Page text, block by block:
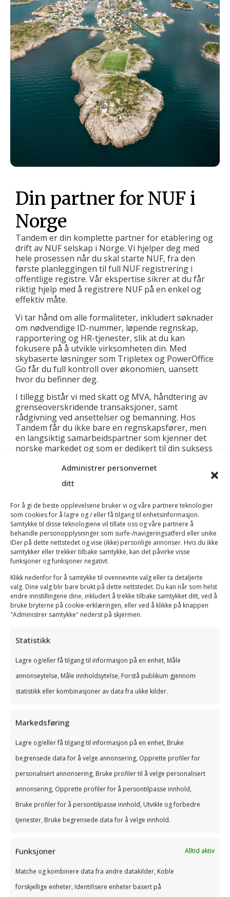
Administrer personvernet
ditt
For å gi de beste opplevelsene bruker vi og våre partnere teknologier
som cookies for å lagre og / eller få tilgang til enhetsinformasjon.
Samtykke til disse teknologiene vil tillate oss og våre partnere å
behandle personopplysninger som surfe-/navigeringsatferd eller unike
IDer på dette nettstedet og vise (ikke) personlige annonser. Hvis du ikke
samtykker eller trekker tilbake samtykke, kan det påvirke visse
funksjoner og funksjoner negativt.
Klikk nedenfor for å samtykke til ovennevnte valg eller ta detaljerte
valg. Dine valg blir bare brukt på dette nettstedet. Du kan når som helst
endre innstillingene dine, inkludert å trekke tilbake samtykket ditt, ved å
bruke bryterne på cookie-erklæringen, eller ved å klikke på knappen
"Administrer samtykke" nederst på skjermen.
Statistikk
Lagre og/eller få tilgang til informasjon på en enhet, Måle
annonseytelse, Måle innholdsytelse, Forstå publikum gjennom
statistikk eller kombinasjoner av data fra ulike kilder.
Markedsføring
Lagre og/eller få tilgang til informasjon på en enhet, Bruke
begrensede data for å velge annonsering, Opprette profiler for
personalisert annonsering, Bruke profiler til å velge personalisert
annonsering, Opprette profiler for å persontilpasse innhold,
Bruke profiler for å persontilpasse innhold, Utvikle og forbedre
tjenester, Bruke begrensede data for å velge innhold.
Funksjoner Alltid aktiv
Matche og kombinere data fra andre datakilder, Koble
forskjellige enheter, Identifisere enheter basert på
Din partner for NUF i
Norge
Tandem er din komplette partner for etablering og
drift av NUF selskap i Norge. Vi hjelper deg med
hele prosessen når du skal starte NUF, fra den
første planleggingen til full NUF registrering i
offentlige registre. Vår ekspertise sikrer at du får
riktig hjelp med å registrere NUF på en enkel og
effektiv måte.
Vi tar hånd om alle formaliteter, inkludert søknader
om nødvendige ID-nummer, løpende regnskap,
rapportering og HR-tjenester, slik at du kan
fokusere på å utvikle virksomheten din. Med
skybaserte løsninger som Tripletex og PowerOffice
Go får du full kontroll over økonomien, uansett
hvor du befinner deg.
I tillegg bistår vi med skatt og MVA, håndtering av
grenseoverskridende transaksjoner, samt
rådgivning ved ansettelser og bemanning. Hos
Tandem får du ikke bare en regnskapsfører, men
en langsiktig samarbeidspartner som kjenner det
norske markedet og som er dedikert til din suksess
Alt du trenger på ett sted – vi gjør det enkelt å
starte NUF og sørger for at NUF registrering skjer
Alt du trenger på ett sted!
Trygt og Riktig
Regnskap, skatt og avgift er komplekse
fagområder i stadig endring. Kompetente
Omfanget og behovet knyttet til ressurser på
økonomi og regnskap kan endre seg over tid
og det kan være sesongvariasjoner avhengig
av bransje.
Vi hjelper deg med å få full kontroll på
økonomien – og frihet til å fokusere på